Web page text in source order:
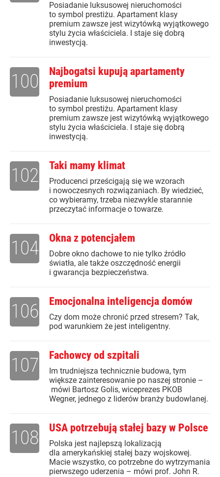
Posiadanie luksusowej nieruchomości
to symbol prestiżu. Apartament klasy
premium zawsze jest wizytówką wyjątkowego
stylu życia właściciela. I staje się dobrą
inwestycją.
Najbogatsi kupują apartamenty
premium
Posiadanie luksusowej nieruchomości
to symbol prestiżu. Apartament klasy
premium zawsze jest wizytówką wyjątkowego
stylu życia właściciela. I staje się dobrą
inwestycją.
100
Taki mamy klimat
Producenci prześcigają się we wzorach
i nowoczesnych rozwiązaniach. By wiedzieć,
co wybieramy, trzeba niezwykle starannie
przeczytać informacje o towarze.
102
Okna z potencjałem
Dobre okno dachowe to nie tylko źródło
światła, ale także oszczędność energii
i gwarancja bezpieczeństwa.
104
Emocjonalna inteligencja domów
Czy dom może chronić przed stresem? Tak,
pod warunkiem że jest inteligentny.
106
Fachowcy od szpitali
Im trudniejsza technicznie budowa, tym
większe zainteresowanie po naszej stronie –
mówi Bartosz Golis, wiceprezes PKOB
Wegner, jednego z liderów branży budowlanej.
107
USA potrzebują stałej bazy w Polsce
Polska jest najlepszą lokalizacją
dla amerykańskiej stałej bazy wojskowej.
Macie wszystko, co potrzebne do wytrzymania
pierwszego uderzenia – mówi prof. John R.
108